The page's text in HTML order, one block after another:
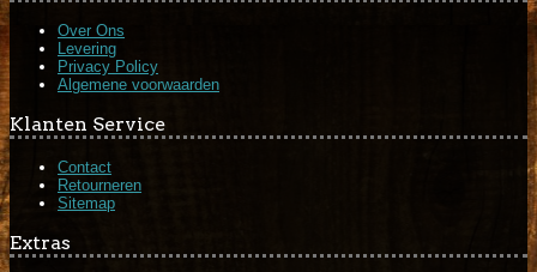
Over Ons
Levering
Privacy Policy
Algemene voorwaarden
Klanten Service
Contact
Retourneren
Sitemap
Extras